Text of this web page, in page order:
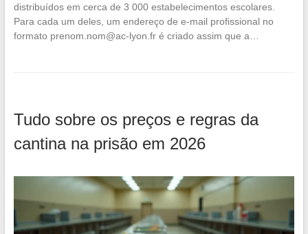
distribuídos em cerca de 3 000 estabelecimentos escolares.
Para cada um deles, um endereço de e-mail profissional no
formato prenom.nom@ac-lyon.fré criado assim que a…
Tudo sobre os preços e regras da
cantina na prisão em 2026